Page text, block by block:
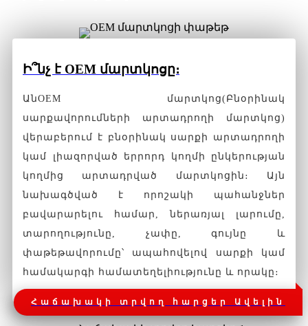
Ի՞նչ է OEM մարտկոցը։
ԱնOEM մարտկոց(Բնօրինակ
սարքավորումների արտադրողի մարտկոց)
վերաբերում է բնօրինակ սարքի արտադրողի
կամ լիազորված երրորդ կողմի ընկերության
կողմից արտադրված մարտկոցին։ Այն
նախագծված է որոշակի պահանջներ
բավարարելու համար, ներառյալ լարումը,
տարողությունը, չափը, գույնը և
փաթեթավորումը՝ ապահովելով սարքի կամ
համակարգի համատեղելիությունը և որակը։
Հաճախակի տրվող հարցեր Ավելին